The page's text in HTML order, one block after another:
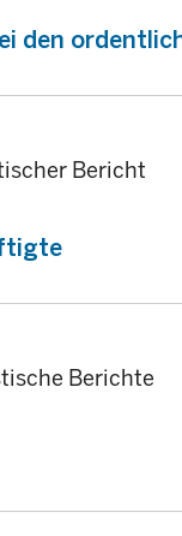
den
Bericht
Berichte